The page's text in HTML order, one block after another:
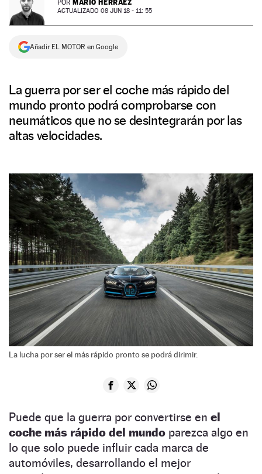
NEWSLETTER
SÍGUENOS
POR MARIO HERRÁEZ
ACTUALIZADO 08 JUN 18 - 11: 55
Añadir EL MOTOR en Google
La guerra por ser el coche más rápido del
mundo pronto podrá comprobarse con
neumáticos que no se desintegrarán por las
altas velocidades.
La lucha por ser el más rápido pronto se podrá dirimir.
Puede que la guerra por convertirse en el
coche más rápido del mundo parezca algo en
lo que solo puede influir cada marca de
automóviles, desarrollando el mejor